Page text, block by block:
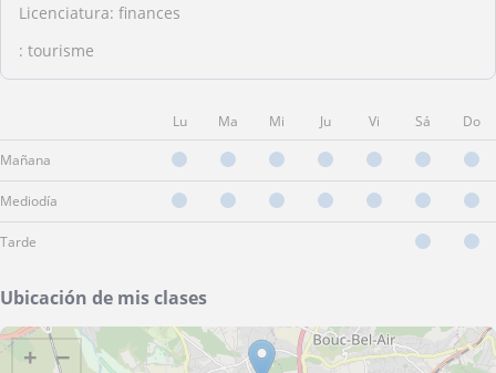
Licenciatura: finances
: tourisme
Lu Ma Mi Ju Vi Sá Do
Mañana
Mediodía
Tarde
Ubicación de mis clases
+ −